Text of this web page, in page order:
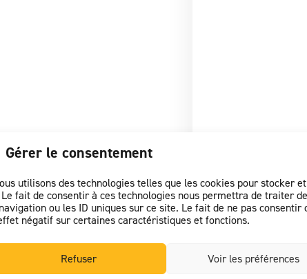
Gérer le consentement
utilisons des technologies telles que les cookies pour stocker
fait de consentir à ces technologies nous permettra de traiter
ou les ID uniques sur ce site. Le fait de ne pas consentir
négatif sur certaines caractéristiques et fonctions.
Refuser Voir les préférences